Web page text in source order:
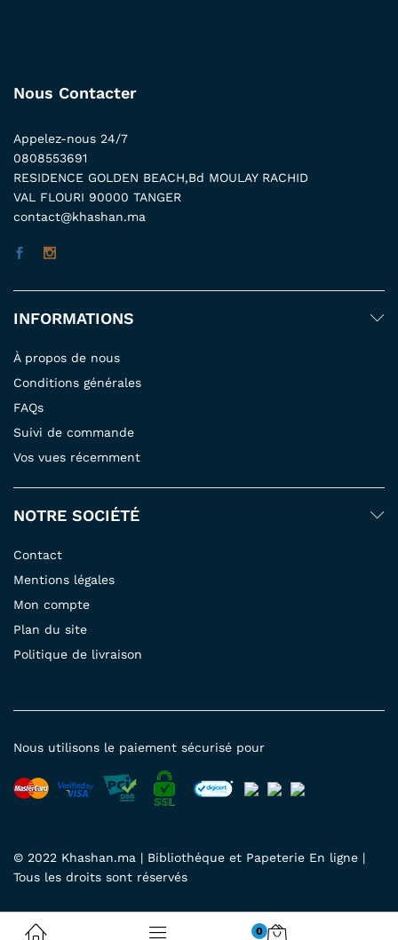
Nous Contacter
Appelez-nous 24/7
0808553691
RESIDENCE GOLDEN BEACH,Bd MOULAY RACHID
VAL FLOURI 90000 TANGER
contact@khashan.ma
INFORMATIONS
À propos de nous
Conditions générales
FAQs
Suivi de commande
Vos vues récemment
NOTRE SOCIÉTÉ
Contact
Mentions légales
Mon compte
Plan du site
Politique de livraison
© 2022 Khashan.ma | Bibliothéque et Papeterie En ligne |
Tous les droits sont réservés
Nous utilisons le paiement sécurisé pour
0